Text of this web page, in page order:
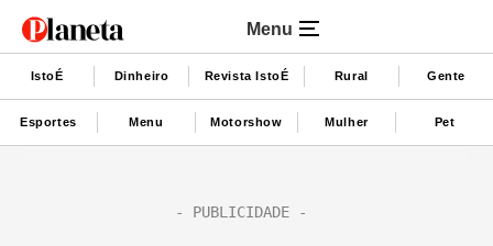
Menu
IstoÉ Dinheiro Revista IstoÉ Rural Gente
Esportes Menu Motorshow Mulher Pet